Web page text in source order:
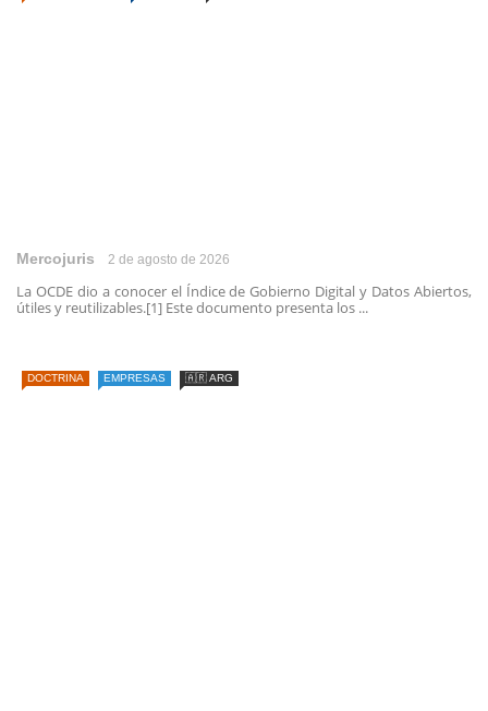
Mercojuris 2 de agosto de 2026
La OCDE dio a conocer el Índice de Gobierno Digital y Datos Abiertos,
útiles y reutilizables.[1] Este documento presenta los ...
DOCTRINA EMPRESAS 🇦🇷 ARG